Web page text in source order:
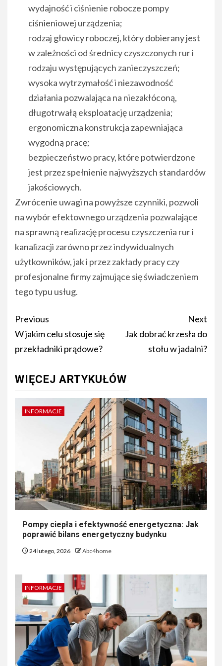
wydajność i ciśnienie robocze pompy
ciśnieniowej urządzenia;
rodzaj głowicy roboczej, który dobierany jest
w zależności od średnicy czyszczonych rur i
rodzaju występujących zanieczyszczeń;
wysoka wytrzymałość i niezawodność
działania pozwalająca na niezakłóconą,
długotrwałą eksploatację urządzenia;
ergonomiczna konstrukcja zapewniająca
wygodną pracę;
bezpieczeństwo pracy, które potwierdzone
jest przez spełnienie najwyższych standardów
jakościowych.
Zwrócenie uwagi na powyższe czynniki, pozwoli
na wybór efektownego urządzenia pozwalające
na sprawną realizację procesu czyszczenia rur i
kanalizacji zarówno przez indywidualnych
użytkowników, jak i przez zakłady pracy czy
profesjonalne firmy zajmujące się świadczeniem
tego typu usług.
Post
navigation
Previous
W jakim celu stosuje się
przekładniki prądowe?
Next
Jak dobrać krzesła do
stołu w jadalni?
WIĘCEJ ARTYKUŁÓW
INFORMACJE
Pompy ciepła i efektywność energetyczna: Jak
poprawić bilans energetyczny budynku
24 lutego, 2026 Abc4home
INFORMACJE